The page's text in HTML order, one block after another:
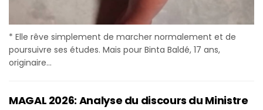
* Elle rêve simplement de marcher normalement et de
poursuivre ses études. Mais pour Binta Baldé, 17 ans,
originaire...
MAGAL 2026: Analyse du discours du Ministre